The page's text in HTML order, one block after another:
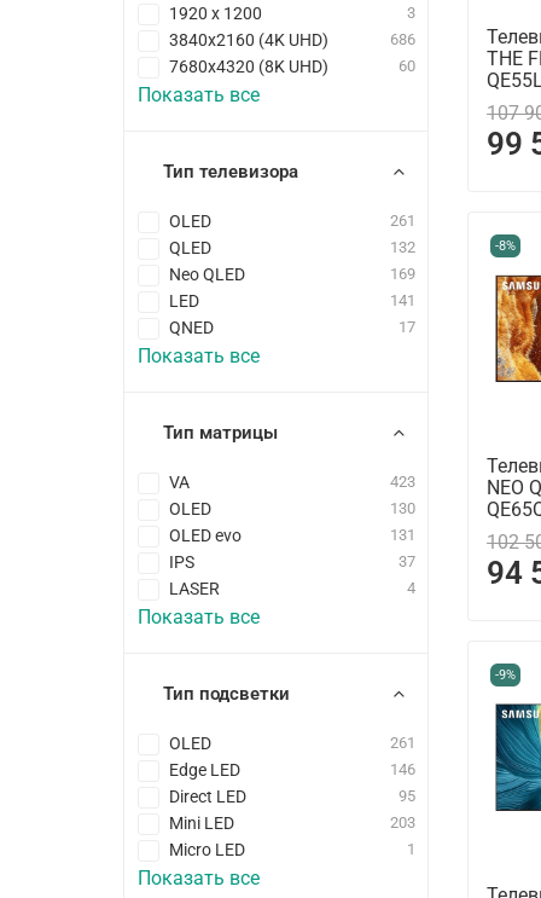
THE
107
99
-8%
NEO
102
94
-9%
1920 x 1200 3
3840x2160 (4K UHD) 686
7680x4320 (8K UHD) 60
Показать все
Тип телевизора
OLED 261
QLED 132
Neo QLED 169
LED 141
QNED 17
Показать все
Тип матрицы
VA 423
OLED 130
OLED evo 131
IPS 37
LASER 4
Показать все
Тип подсветки
OLED 261
Edge LED 146
Direct LED 95
Mini LED 203
Micro LED 1
Показать все